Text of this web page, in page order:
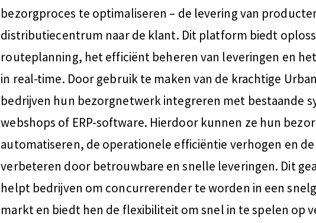
bezorgproces te optimaliseren – de levering van
distributiecentrum naar de klant. Dit platform biedt
routeplanning, het efficiënt beheren van leveringen en
in real-time. Door gebruik te maken van de krachtige
bedrijven hun bezorgnetwerk integreren met bestaande
webshops of ERP-software. Hierdoor kunnen ze hun
automatiseren, de operationele efficiëntie verhogen en
verbeteren door betrouwbare en snelle leveringen. Dit
helpt bedrijven om concurrerender te worden in een
markt en biedt hen de flexibiliteit om snel in te spelen op